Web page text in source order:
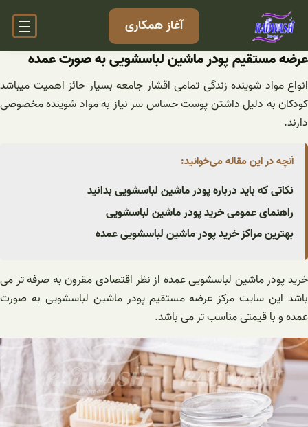
رفتن
آغاز همکاری
عرضه مستقیم پودر ماشین لباسشویی به صورت عمده
انواع مواد شوینده زندگی تمامی اقشار جامعه بسیار حائز اهمیت میباشد
کودکان به دلیل داشتن پوست حساس سر نیاز به مواد شوینده مخصوصی
دارند.
آنچه در این مقاله می‌خوانید:
نکاتی که باید درباره پودر ماشین لباسشویی بدانید
راهنمای عمومی خرید پودر ماشین لباسشویی
بهترین مراکز خرید پودر ماشین لباسشویی عمده
خرید پودر ماشین لباسشویی عمده از نظر اقتصادی مقرون به صرفه تر می
باشد این سایت مرکز عرضه مستقیم پودر ماشین لباسشویی به صورت
عمده و با قیمتی مناسب تر می باشد.